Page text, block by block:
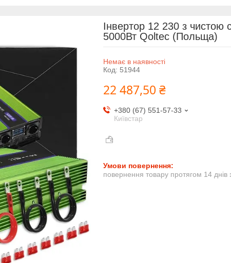
Інвертор 12 230 з чистою
5000Вт Qoltec (Польща)
Немає в наявності
Код: 51944
22 487,50 ₴
+380 (67) 551-57-33
Київстар
повернення товару протягом 14 днів